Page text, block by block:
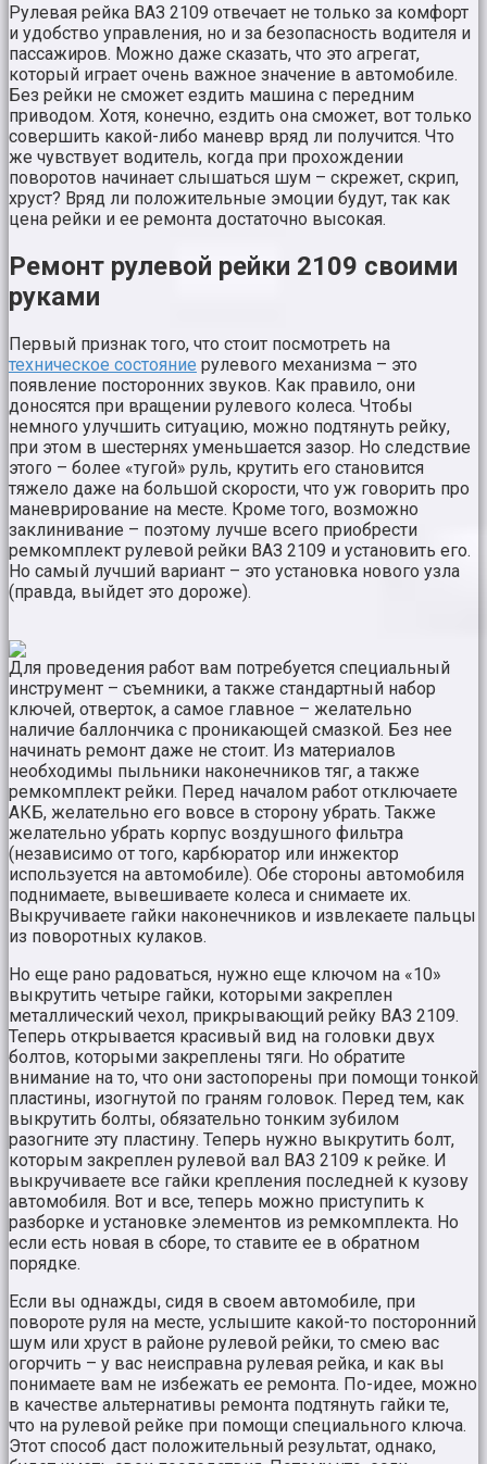
Рулевая рейка ВАЗ 2109 отвечает не только за комфорт
и удобство управления, но и за безопасность водителя и
пассажиров. Можно даже сказать, что это агрегат,
который играет очень важное значение в автомобиле.
Без рейки не сможет ездить машина с передним
приводом. Хотя, конечно, ездить она сможет, вот только
совершить какой-либо маневр вряд ли получится. Что
же чувствует водитель, когда при прохождении
поворотов начинает слышаться шум – скрежет, скрип,
хруст? Вряд ли положительные эмоции будут, так как
цена рейки и ее ремонта достаточно высокая.
Ремонт рулевой рейки 2109 своими
руками
Первый признак того, что стоит посмотреть на
техническое состояние рулевого механизма – это
появление посторонних звуков. Как правило, они
доносятся при вращении рулевого колеса. Чтобы
немного улучшить ситуацию, можно подтянуть рейку,
при этом в шестернях уменьшается зазор. Но следствие
этого – более «тугой» руль, крутить его становится
тяжело даже на большой скорости, что уж говорить про
маневрирование на месте. Кроме того, возможно
заклинивание – поэтому лучше всего приобрести
ремкомплект рулевой рейки ВАЗ 2109 и установить его.
Но самый лучший вариант – это установка нового узла
(правда, выйдет это дороже).
Для проведения работ вам потребуется специальный
инструмент – съемники, а также стандартный набор
ключей, отверток, а самое главное – желательно
наличие баллончика с проникающей смазкой. Без нее
начинать ремонт даже не стоит. Из материалов
необходимы пыльники наконечников тяг, а также
ремкомплект рейки. Перед началом работ отключаете
АКБ, желательно его вовсе в сторону убрать. Также
желательно убрать корпус воздушного фильтра
(независимо от того, карбюратор или инжектор
используется на автомобиле). Обе стороны автомобиля
поднимаете, вывешиваете колеса и снимаете их.
Выкручиваете гайки наконечников и извлекаете пальцы
из поворотных кулаков.
Но еще рано радоваться, нужно еще ключом на «10»
выкрутить четыре гайки, которыми закреплен
металлический чехол, прикрывающий рейку ВАЗ 2109.
Теперь открывается красивый вид на головки двух
болтов, которыми закреплены тяги. Но обратите
внимание на то, что они застопорены при помощи тонкой
пластины, изогнутой по граням головок. Перед тем, как
выкрутить болты, обязательно тонким зубилом
разогните эту пластину. Теперь нужно выкрутить болт,
которым закреплен рулевой вал ВАЗ 2109 к рейке. И
выкручиваете все гайки крепления последней к кузову
автомобиля. Вот и все, теперь можно приступить к
разборке и установке элементов из ремкомплекта. Но
если есть новая в сборе, то ставите ее в обратном
порядке.
Если вы однажды, сидя в своем автомобиле, при
повороте руля на месте, услышите какой-то посторонний
шум или хруст в районе рулевой рейки, то смею вас
огорчить – у вас неисправна рулевая рейка, и как вы
понимаете вам не избежать ее ремонта. По-идее, можно
в качестве альтернативы ремонта подтянуть гайки те,
что на рулевой рейке при помощи специального ключа.
Этот способ даст положительный результат, однако,